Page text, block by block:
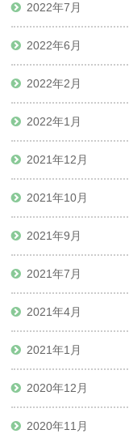
2022年7月
2022年6月
2022年2月
2022年1月
2021年12月
2021年10月
2021年9月
2021年7月
2021年4月
2021年1月
2020年12月
2020年11月